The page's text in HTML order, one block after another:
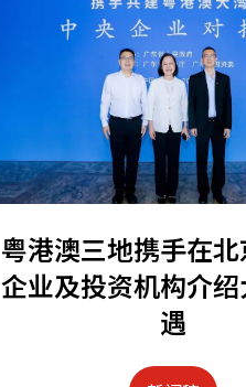
粤港澳三地携手在
企业及投资机构介
遇